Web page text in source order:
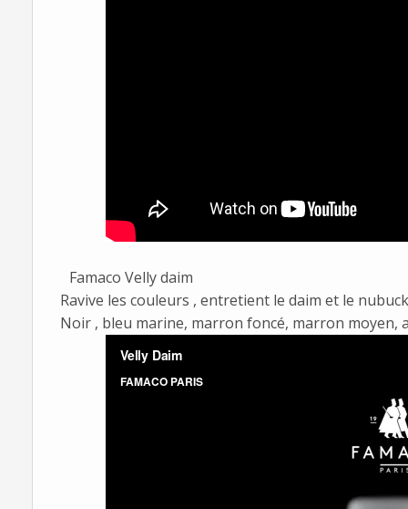
Famaco Velly daim
Ravive les couleurs , entretient le daim et le
Noir , bleu marine, marron foncé, marron moyen,